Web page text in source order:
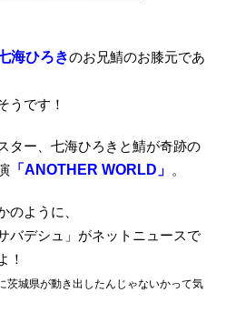
海ひろきのお兄鯖のお膝元であ
うです！
ター、七海ひろきと鯖が奇跡の
「ANOTHER WORLD」 。
のように、
バデシュ」がネットニュースで
！
茨城県が動き出したんじゃないかって気